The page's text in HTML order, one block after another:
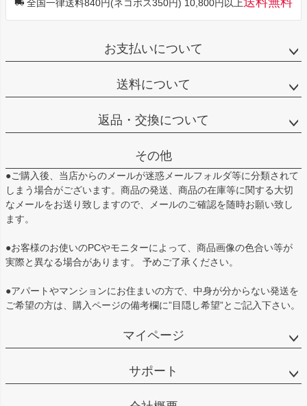
全国一律送料840円(ネコポス350円) 10,800円以上
お支払いについて
送料について
返品・交換について
その他
●ご購入後、当店からのメールが迷惑メールフォルダ等に分類されて
しまう場合がございます。商品の発送、商品の在庫等に関する大切
なメールをお送り致しますので、メールのご確認を随時お願い致し
ます。
●お客様のお使いのPCやモニターによって、商品画像の色合い等が
実際と異なる場合があります。 予めご了承ください。
●アパートやマンションにお住まいの方で、中身が分からない発送を
ご希望の方は、購入ページの備考欄に”目隠し希望”とご記入下さい。
マイページ
サポート